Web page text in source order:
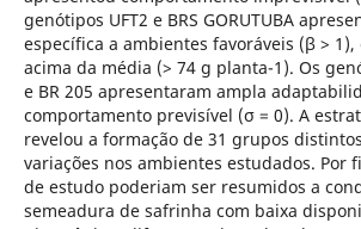
genótipos UFT2 e BRS GORUTUBA
específica a ambientes favoráveis (β >
acima da média (> 74 g planta-1). Os
e BR 205 apresentaram ampla
comportamento previsível (σ = 0). A
revelou a formação de 31 grupos
variações nos ambientes estudados. Por
de estudo poderiam ser resumidos a
semeadura de safrinha com baixa